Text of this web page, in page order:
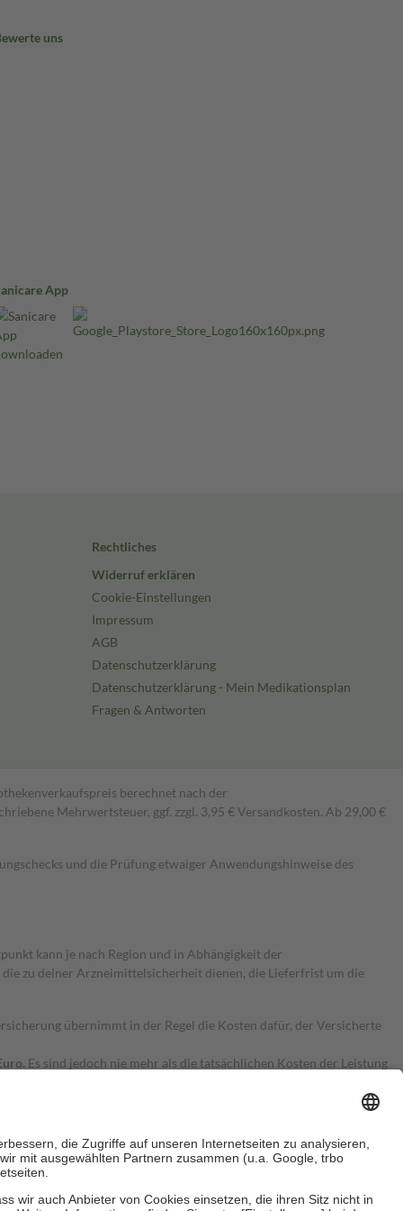
uns
App
Rechtliches
Widerruf erklären
Cookie-Einstellungen
Impressum
AGB
Datenschutzerklärung
Datenschutzerklärung - Mein Medikationsplan
Fragen & Antworten
berechnet nach der
Mehrwertsteuer, ggf. zzgl. 3,95 € Versandkosten. Ab 29,00 €
und die Prüfung etwaiger Anwendungshinweise des
kann je nach Region und in Abhängigkeit der
zu deiner Arzneimittelsicherheit dienen, die Lieferfrist um die
übernimmt in der Regel die Kosten dafür, der Versicherte
Es sind jedoch nie mehr als die tatsächlichen Kosten der Leistung
Zuzahlungen an bei: